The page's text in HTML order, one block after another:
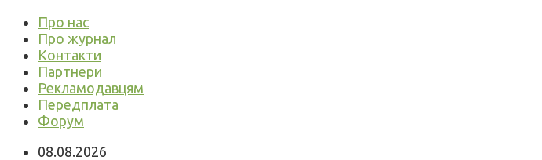
Про нас
Про журнал
Контакти
Партнери
Рекламодавцям
Передплата
Форум
08.08.2026